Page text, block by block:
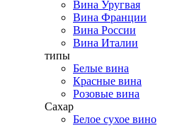
Вина Уругвая
Вина Франции
Вина России
Вина Италии
типы
Белые вина
Красные вина
Розовые вина
Сахар
Белое сухое вино